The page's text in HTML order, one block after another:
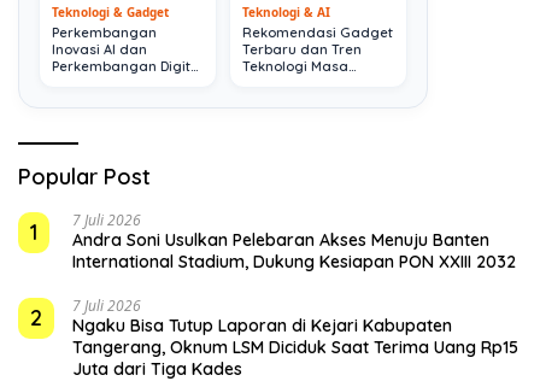
Teknologi & Gadget
Perkembangan
Inovasi AI dan
Perkembangan Digital
Teknologi & AI
Rekomendasi Gadget
Terbaru dan Tren
Teknologi Masa
Popular Post
1
7 Juli 2026
Andra Soni Usulkan Pelebaran Akses Menuju Banten
International Stadium, Dukung Kesiapan PON XXIII 2032
2 7 Juli 2026
Ngaku Bisa Tutup Laporan di Kejari Kabupaten
Tangerang, Oknum LSM Diciduk Saat Terima Uang Rp15
Juta dari Tiga Kades